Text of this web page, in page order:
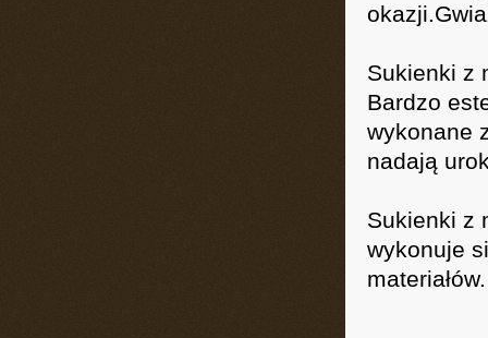
Sukienki z
Bardzo
wykonane
nadają
Sukienki z
wykonuje
materiałów.